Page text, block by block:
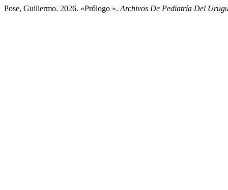
Pose, Guillermo. 2026. «Prólogo ». Archivos De Pediatría Del